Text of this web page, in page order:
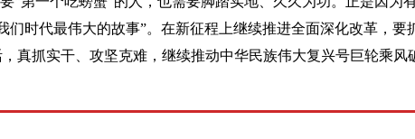
时代最伟大的故事”。在新征程上继续推进全面深化改革，要
真抓实干、攻坚克难，继续推动中华民族伟大复兴号巨轮乘风